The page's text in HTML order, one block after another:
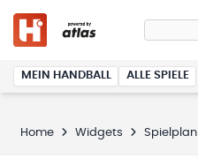
MEIN HANDBALL ALLE SPIELE
Home Widgets Spielplan